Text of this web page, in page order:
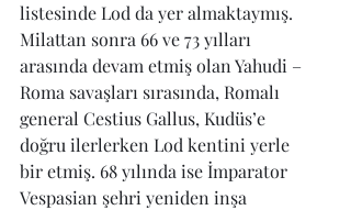
listesinde Lod da yer almaktaymış.
Milattan sonra 66 ve 73 yılları
arasında devam etmiş olan Yahudi –
Roma savaşları sırasında, Romalı
general Cestius Gallus, Kudüs’e
doğru ilerlerken Lod kentini yerle
bir etmiş. 68 yılında ise İmparator
Vespasian şehri yeniden inşa